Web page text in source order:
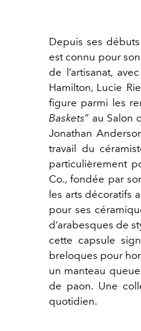
Depuis ses
est connu pour
de l’artisanat,
Hamilton, Lucie
figure parmi les
Baskets” au Salon
Jonathan
travail du
particulièrement
Co., fondée par
les arts décoratifs
pour ses
d’arabesques de
cette capsule
breloques pour
un manteau
de paon. Une
quotidien.